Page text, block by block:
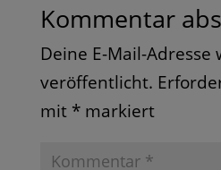
Kommentar
Deine E-Mail-
veröffentlicht.
mit *markiert